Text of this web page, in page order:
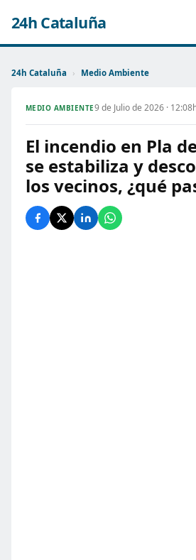
24h Cataluña
24h Cataluña › Medio Ambiente
MEDIO AMBIENTE9 de Julio de 2026 ·
El incendio en Pla
se estabiliza y
los vecinos, ¿qué